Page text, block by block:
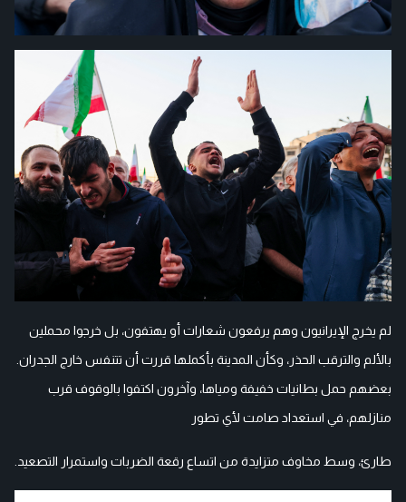
لم يخرج الإيرانيون وهم يرفعون شعارات أو يهتفون، بل خرجوا محملين
بالألم والترقب الحذر، وكأن المدينة بأكملها قررت أن تتنفس خارج الجدران.
بعضهم حمل بطانيات خفيفة ومياها، وآخرون اكتفوا بالوقوف قرب
منازلهم، في استعداد صامت لأي تطور
طارئ، وسط مخاوف متزايدة من اتساع رقعة الضربات واستمرار التصعيد.